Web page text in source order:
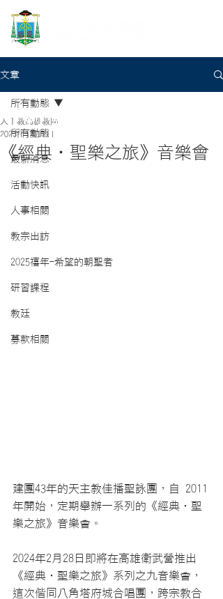
文章
所有動態
最新消息
活動快訊
人事相關
教宗出訪
2025禧年-希望的朝聖者
研習課程
教廷
募款相關
所有動態
《經典•聖樂之旅》音樂會
天主教高雄教區
2023年12月7日
建團43年的天主教佳播聖詠團，自 2011
年開始，定期舉辦一系列的《經典•聖
樂之旅》音樂會。
2024年2月28日即將在高雄衛武營推出
《經典•聖樂之旅》系列之九音樂會，
這次偕同八角塔府城合唱團，跨宗教合